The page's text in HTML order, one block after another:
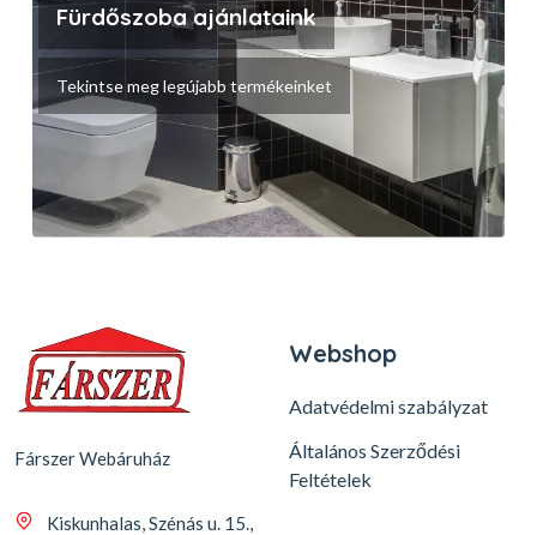
Fürdőszoba ajánlataink
Tekintse meg legújabb termékeinket
Fárszer Webáruház
Kiskunhalas, Szénás u. 15.,
Webshop
Adatvédelmi szabályzat
Általános Szerződési
Feltételek